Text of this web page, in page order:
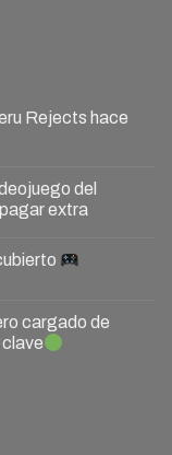
Rejects hace
del
extra
cargado de